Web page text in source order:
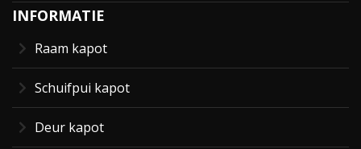
INFORMATIE
Raam kapot
Schuifpui kapot
Deur kapot